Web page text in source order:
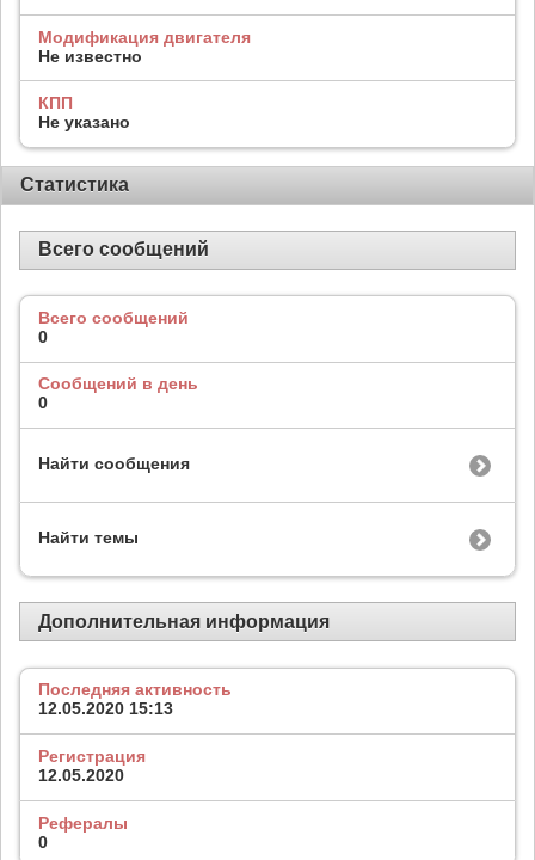
Модификация двигателя
Не известно
КПП
Не указано
Статистика
Всего сообщений
Всего сообщений
0
Сообщений в день
0
Найти сообщения
Найти темы
Дополнительная информация
Последняя активность
12.05.2020 15:13
Регистрация
12.05.2020
Рефералы
0